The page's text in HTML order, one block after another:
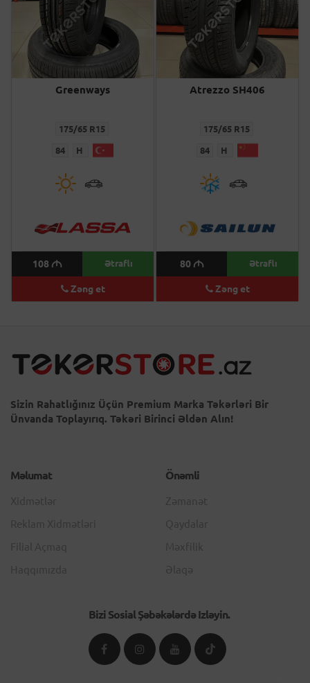
Greenways
175/65 R15
84 H
108 M Ətraflı
Zəng et
Atrezzo SH406
175/65 R15
84 H
80 M Ətraflı
Zəng et
Sizin Rahatlığınız Üçün Premium Marka Təkərləri Bir
Ünvanda Toplayırıq. Təkəri Birinci Əldən Alın!
Məlumat Önəmli
Bizi Sosial Şəbəkələrdə Izləyin.